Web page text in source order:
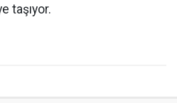
taşıyor.